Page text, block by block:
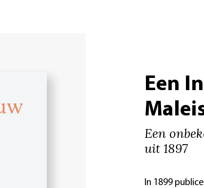
Een
Een
uit 1897
In 1899